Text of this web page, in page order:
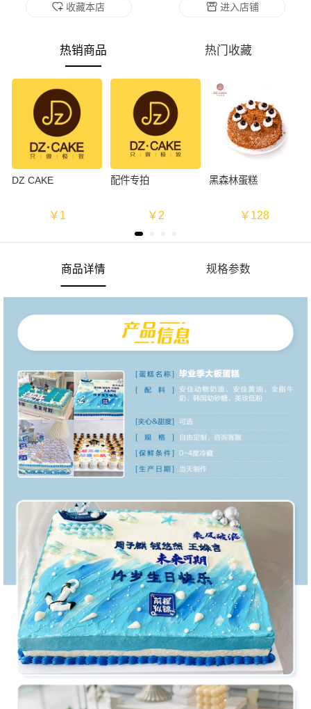
收藏本店 进入店铺
热销商品 热门收藏
DZ CAKE
￥1
配件专拍
￥2
黑森林蛋糕
￥128
商品详情 规格参数